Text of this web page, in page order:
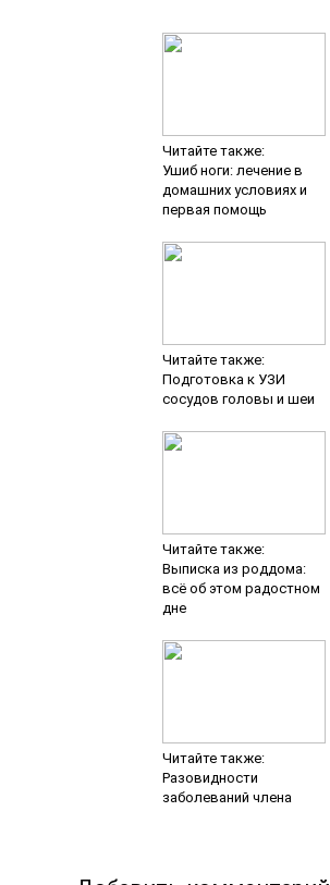
Читайте также:
Ушиб ноги: лечение в
домашних условиях и
первая помощь
Читайте также:
Подготовка к УЗИ
сосудов головы и шеи
Читайте также:
Выписка из роддома:
всё об этом радостном
дне
Читайте также:
Разовидности
заболеваний члена